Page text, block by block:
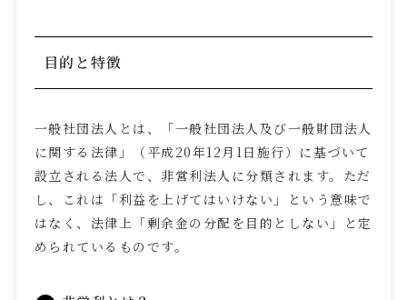
目的と特徴
一般社団法人とは、「一般社団法人及び一般財団法人
に関する法律」（平成 20年12 月 1 日施行）に基づいて
設立される法人で、非営利法人に分類されます。ただ
し、これは「利益を上げてはいけない」という意味で
はなく、法律上「剰余金の分配を目的としない」と定
められているものです。